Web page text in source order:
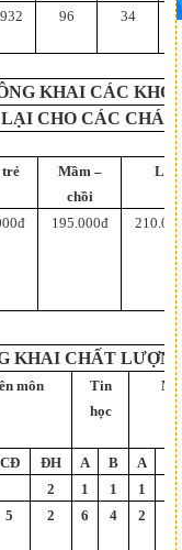
96 34
KHAI CÁC
CHO CÁC CHÁU
trẻ
Mầm –
chồi
Lá
195.000đ
KHAI CHẤT
môn
Tin
học
CĐ ĐH A B A
2 1 1 1
5 2 6 4 2